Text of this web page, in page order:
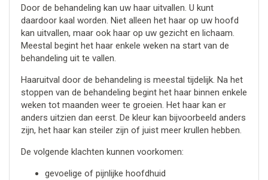
Door de behandeling kan uw haar uitvallen. U kunt
daardoor kaal worden. Niet alleen het haar op uw hoofd
kan uitvallen, maar ook haar op uw gezicht en lichaam.
Meestal begint het haar enkele weken na start van de
behandeling uit te vallen.
Haaruitval door de behandeling is meestal tijdelijk. Na het
stoppen van de behandeling begint het haar binnen enkele
weken tot maanden weer te groeien. Het haar kan er
anders uitzien dan eerst. De kleur kan bijvoorbeeld anders
zijn, het haar kan steiler zijn of juist meer krullen hebben.
De volgende klachten kunnen voorkomen:
gevoelige of pijnlijke hoofdhuid